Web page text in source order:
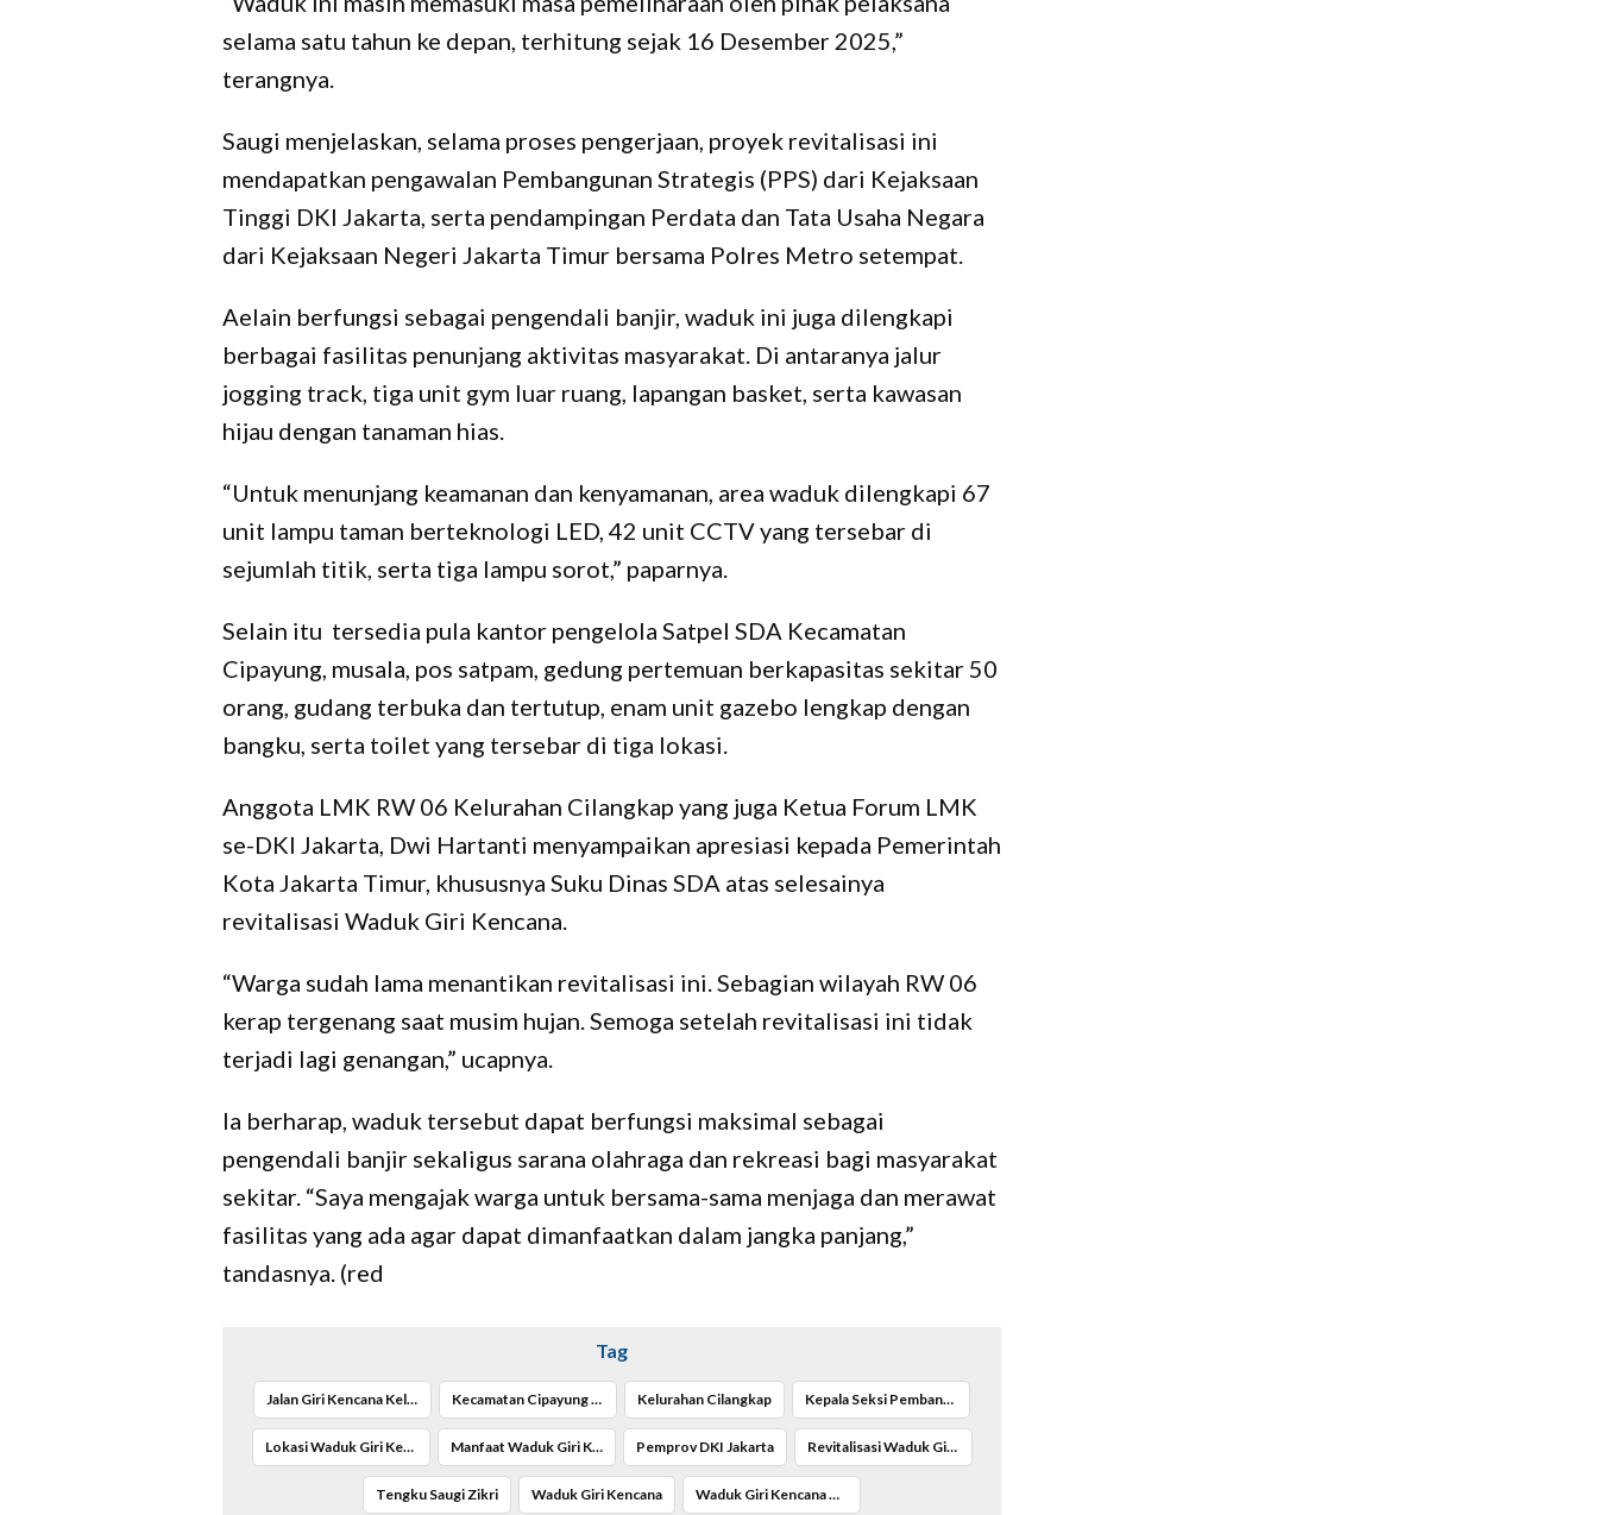
selama satu tahun ke depan, terhitung sejak 16 Desember 2025,”
terangnya.
Saugi menjelaskan, selama proses pengerjaan, proyek revitalisasi ini
mendapatkan pengawalan Pembangunan Strategis (PPS) dari Kejaksaan
Tinggi DKI Jakarta, serta pendampingan Perdata dan Tata Usaha Negara
dari Kejaksaan Negeri Jakarta Timur bersama Polres Metro setempat.
Aelain berfungsi sebagai pengendali banjir, waduk ini juga dilengkapi
berbagai fasilitas penunjang aktivitas masyarakat. Di antaranya jalur
jogging track, tiga unit gym luar ruang, lapangan basket, serta kawasan
hijau dengan tanaman hias.
“Untuk menunjang keamanan dan kenyamanan, area waduk dilengkapi 67
unit lampu taman berteknologi LED, 42 unit CCTV yang tersebar di
sejumlah titik, serta tiga lampu sorot,” paparnya.
Selain itu tersedia pula kantor pengelola Satpel SDA Kecamatan
Cipayung, musala, pos satpam, gedung pertemuan berkapasitas sekitar 50
orang, gudang terbuka dan tertutup, enam unit gazebo lengkap dengan
bangku, serta toilet yang tersebar di tiga lokasi.
Anggota LMK RW 06 Kelurahan Cilangkap yang juga Ketua Forum LMK
se-DKI Jakarta, Dwi Hartanti menyampaikan apresiasi kepada Pemerintah
Kota Jakarta Timur, khususnya Suku Dinas SDA atas selesainya
revitalisasi Waduk Giri Kencana.
“Warga sudah lama menantikan revitalisasi ini. Sebagian wilayah RW 06
kerap tergenang saat musim hujan. Semoga setelah revitalisasi ini tidak
terjadi lagi genangan,” ucapnya.
Ia berharap, waduk tersebut dapat berfungsi maksimal sebagai
pengendali banjir sekaligus sarana olahraga dan rekreasi bagi masyarakat
sekitar. “Saya mengajak warga untuk bersama-sama menjaga dan merawat
fasilitas yang ada agar dapat dimanfaatkan dalam jangka panjang,”
tandasnya. (red
Tag
Jalan Giri Kencana Kelurahan Cilangkap Kecamatan Cipayung Jakarta Timur Kelurahan Cilangkap Kepala Seksi Pembangunan SDA Jakarta Timur Tengku Saugi Zikri
Lokasi Waduk Giri Kencana Manfaat Waduk Giri Kencana Pemprov DKI Jakarta Revitalisasi Waduk Giri Kencana
Tengku Saugi Zikri Waduk Giri Kencana Waduk Giri Kencana Tuntas Direvitalisasi